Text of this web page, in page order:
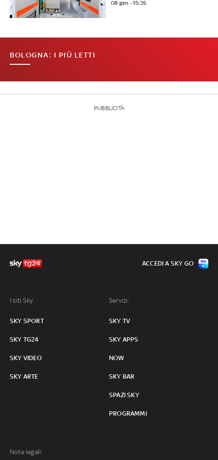
08 gen - 15:26
BOLOGNA: I PIÙ LETTI
PUBBLICITÀ
I siti Sky:
SKY SPORT
SKY TG24
SKY VIDEO
SKY ARTE
Servizi:
SKY TV
SKY APPS
NOW
SKY BAR
SPAZI SKY
PROGRAMMI
Note legali:
ACCEDI A SKY GO